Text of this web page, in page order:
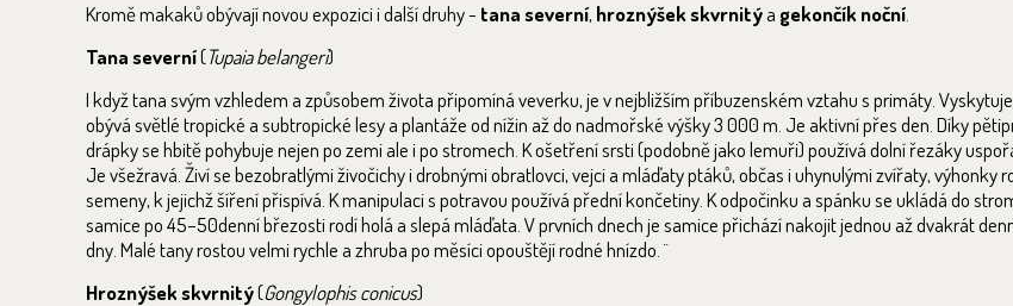
Kromě makaků obývají novou expozici i další druhy - tana severní, hroznýšekskvrnitýa gekončík noční
Tana severní(Tupaia belangeri)
I když tana svým vzhledem a způsobem života připomíná veverku, je v nejbližším příbuzenském vztahu s primáty.
obývá světlé tropické a subtropické lesy a plantáže od nížin až do nadmořské výšky 3 000 m. Je aktivní přes den. Díky
drápky se hbitě pohybuje nejen po zemi ale i po stromech. K ošetření srsti (podobně jako lemuři) používá dolní řezáky
Je všežravá. Živí se bezobratlými živočichy i drobnými obratlovci, vejci a mláďaty ptáků, občas i uhynulými zvířaty, výhonky
semeny, k jejichž šíření přispívá. K manipulaci s potravou používá přední končetiny. K odpočinku a spánku se ukládá do
samice po 45–50denní březosti rodí holá a slepá mláďata. V prvních dnech je samice přichází nakojit jednou až dvakrát
dny. Malé tany rostou velmi rychle a zhruba po měsíci opouštějí rodné hnízdo. ¨
Hroznýšek skvrnitý(Gongylophis conicus)